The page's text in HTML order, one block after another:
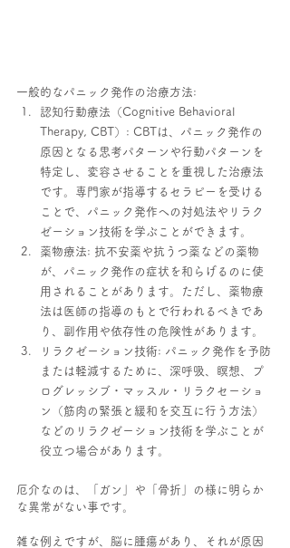
一般的なパニック発作の治療方法:
認知行動療法（Cognitive Behavioral
Therapy, CBT）: CBTは、パニック発作の
原因となる思考パターンや行動パターンを
特定し、変容させることを重視した治療法
です。専門家が指導するセラピーを受ける
ことで、パニック発作への対処法やリラク
ゼーション技術を学ぶことができます。
薬物療法: 抗不安薬や抗うつ薬などの薬物
が、パニック発作の症状を和らげるのに使
用されることがあります。ただし、薬物療
法は医師の指導のもとで行われるべきであ
り、副作用や依存性の危険性があります。
リラクゼーション技術: パニック発作を予防
または軽減するために、深呼吸、瞑想、プ
ログレッシブ・マッスル・リラクセーショ
ン（筋肉の緊張と緩和を交互に行う方法）
などのリラクゼーション技術を学ぶことが
役立つ場合があります。
厄介なのは、「ガン」や「骨折」の様に明らか
な異常がない事です。
雑な例えですが、脳に腫瘍があり、それが原因